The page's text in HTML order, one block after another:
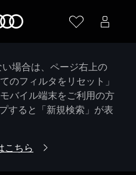
場合は、ページ右上の
のフィルタをリセット」
バイル端末をご利用の方
すると「新規検索」が表
こちら